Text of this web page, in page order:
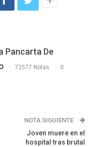
Pancarta De
72577 Notas 0
NOTA SIGUIENTE
Joven muere en el
hospital tras brutal